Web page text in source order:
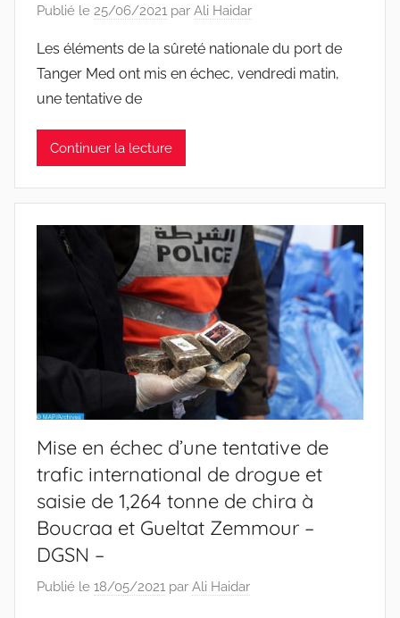
Publié le 25/06/2021 par Ali Haidar
Les éléments de la sûreté nationale du port de
Tanger Med ont mis en échec, vendredi matin,
une tentative de
Continuer la lecture
Mise en échec d’une tentative de
trafic international de drogue et
saisie de 1,264 tonne de chira à
Boucraa et Gueltat Zemmour –
DGSN –
Publié le 18/05/2021 par Ali Haidar